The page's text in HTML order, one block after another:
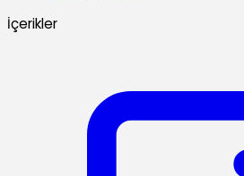
İçerikler